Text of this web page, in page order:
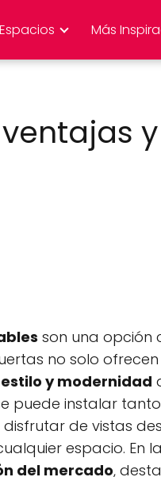
Espacios Más
son una opción
no solo ofrecen
estilo y modernidad
puede instalar
de vistas
espacio. En
del mercado,